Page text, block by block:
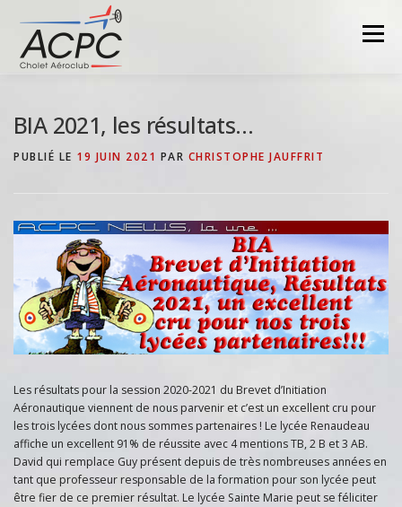
contenu
Menu
BIA 2021, les résultats…
PUBLIÉ LE 19 JUIN 2021 PAR CHRISTOPHE JAUFFRIT
Les résultats pour la session 2020-2021 du Brevet d’Initiation
Aéronautique viennent de nous parvenir et c’est un excellent cru pour
les trois lycées dont nous sommes partenaires ! Le lycée Renaudeau
affiche un excellent 91% de réussite avec 4 mentions TB, 2 B et 3 AB.
David qui remplace Guy présent depuis de très nombreuses années en
tant que professeur responsable de la formation pour son lycée peut
être fier de ce premier résultat. Le lycée Sainte Marie peut se féliciter